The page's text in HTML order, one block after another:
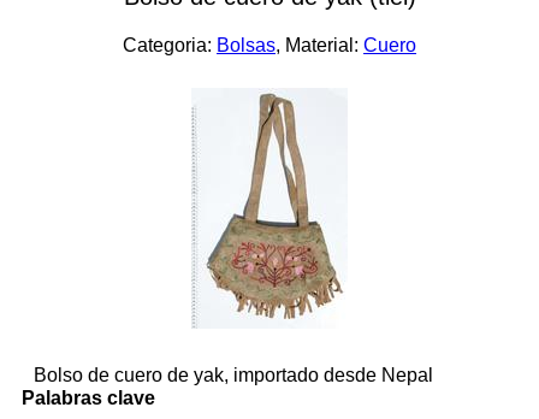
Categoria: Bolsas, Material: Cuero
Bolso de cuero de yak, importado desde Nepal
Palabras clave